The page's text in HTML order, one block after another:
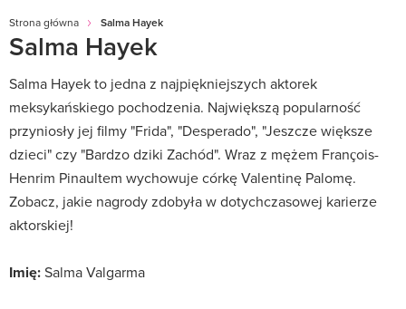
Strona główna Salma Hayek
Salma Hayek
Salma Hayek to jedna z najpiękniejszych aktorek
meksykańskiego pochodzenia. Największą popularność
przyniosły jej filmy "Frida", "Desperado", "Jeszcze większe
dzieci" czy "Bardzo dziki Zachód". Wraz z mężem François-
Henrim Pinaultem wychowuje córkę Valentinę Palomę.
Zobacz, jakie nagrody zdobyła w dotychczasowej karierze
aktorskiej!
Imię:Salma Valgarma